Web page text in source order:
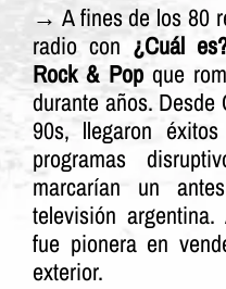
→ A fines de los 80
radio con ¿Cuál
Rock & Popque
durante años. Desde
90s, llegaron
programas
marcarían un
televisión
fue pionera en
exterior.